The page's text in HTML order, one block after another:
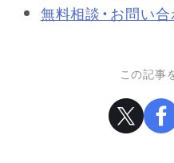
無料相談・お問い
この記事